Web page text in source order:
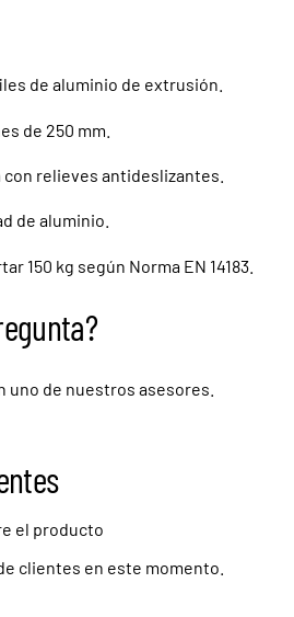
de aluminio de extrusión.
de 250 mm.
con relieves antideslizantes.
de aluminio.
150 kg según Norma EN 14183.
uno de nuestros asesores.
el producto
clientes en este momento.